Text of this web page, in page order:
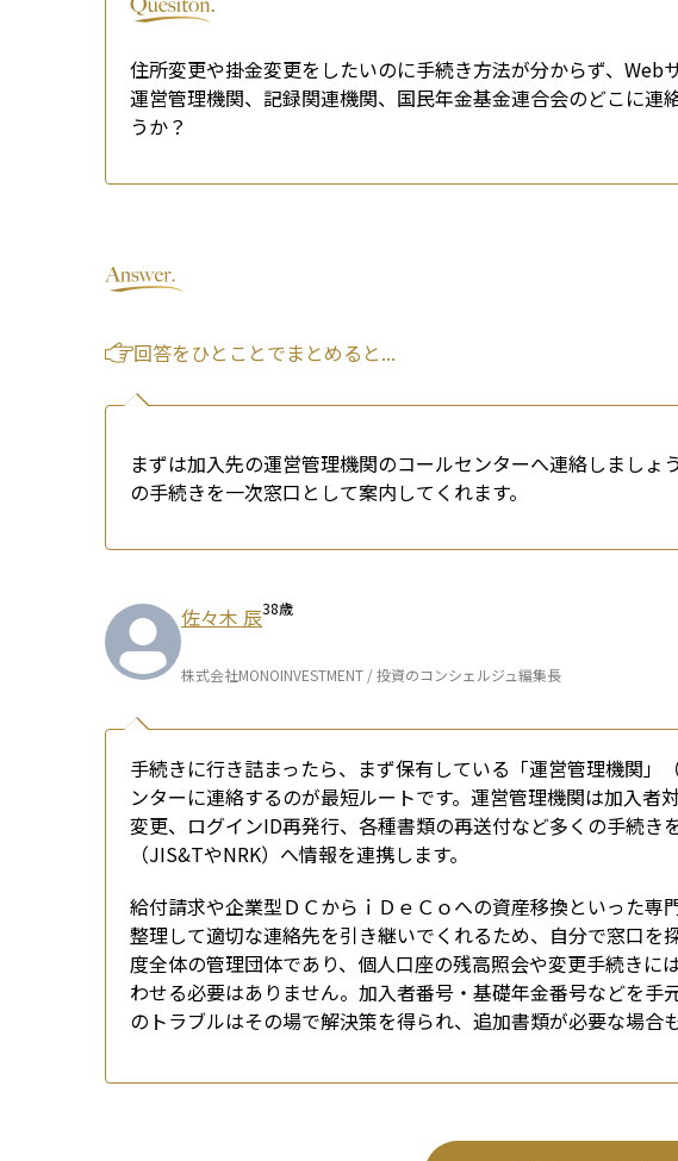
住所変更や掛金変更をしたいのに手続き方法が分からず、Web
運営管理機関、記録関連機関、国民年金基金連合会のどこに連
うか？
回答をひとことでまとめると...
まずは加入先の運営管理機関のコールセンターへ連絡しまし
の手続きを一次窓口として案内してくれます。
佐々木 辰38歳
株式会社MONOINVESTMENT / 投資のコンシェルジュ編集長
手続きに行き詰まったら、まず保有している「運営管理機関」
ンターに連絡するのが最短ルートです。運営管理機関は加入者
変更、ログインID再発行、各種書類の再送付など多くの手続き
（JIS&TやNRK）へ情報を連携します。
給付請求や企業型ＤＣからｉＤｅＣｏへの資産移換といった専
整理して適切な連絡先を引き継いでくれるため、自分で窓口を
度全体の管理団体であり、個人口座の残高照会や変更手続きに
わせる必要はありません。加入者番号・基礎年金番号などを手
のトラブルはその場で解決策を得られ、追加書類が必要な場合